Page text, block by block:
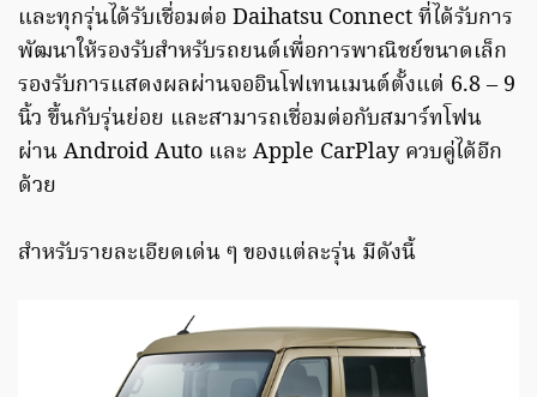
และทุกรุ่นได้รับเชื่อมต่อ Daihatsu Connect ที่ได้รับการ
พัฒนาให้รองรับสำหรับรถยนต์เพื่อการพาณิชย์ขนาดเล็ก
รองรับการแสดงผลผ่านจออินโฟเทนเมนต์ตั้งแต่ 6.8 – 9
นิ้ว ขึ้นกับรุ่นย่อย และสามารถเชื่อมต่อกับสมาร์ทโฟน
ผ่าน Android Auto และ Apple CarPlay ควบคู่ได้อีก
ด้วย
สำหรับรายละเอียดเด่น ๆ ของแต่ละรุ่น มีดังนี้